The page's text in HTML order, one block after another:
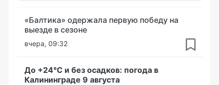
«Балтика» одержала первую победу на
выезде в сезоне
вчера, 09:32
До +24°С и без осадков: погода в
Калининграде 9 августа